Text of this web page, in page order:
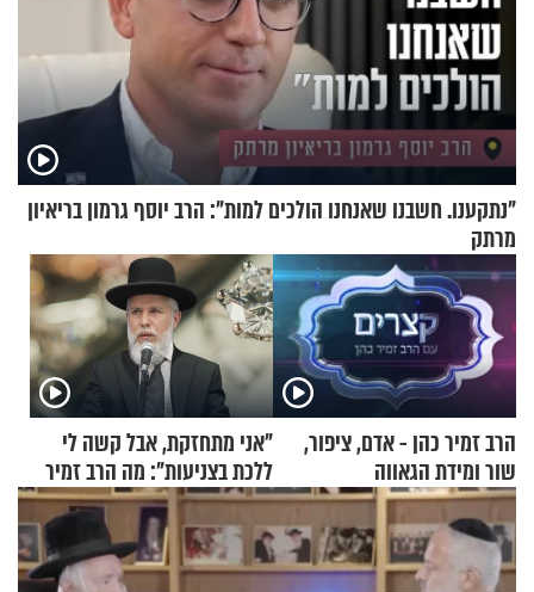
"נתקענו. חשבנו שאנחנו הולכים למות": הרב יוסף גרמון בריאיון
מרתק
הרב זמיר כהן - אדם, ציפור,
שור ומידת הגאווה
"אני מתחזקת, אבל קשה לי
ללכת בצניעות": מה הרב זמיר
כהן המליץ לה לעשות?